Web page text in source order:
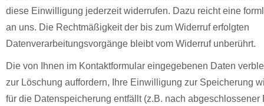
diese Einwilligung jederzeit widerrufen. Dazu reicht eine
an uns. Die Rechtmäßigkeit der bis zum Widerruf erfolgten
Datenverarbeitungsvorgänge bleibt vom Widerruf unberührt.
Die von Ihnen im Kontaktformular eingegebenen Daten
zur Löschung auffordern, Ihre Einwilligung zur Speicherung
für die Datenspeicherung entfällt (z.B. nach abgeschlossener